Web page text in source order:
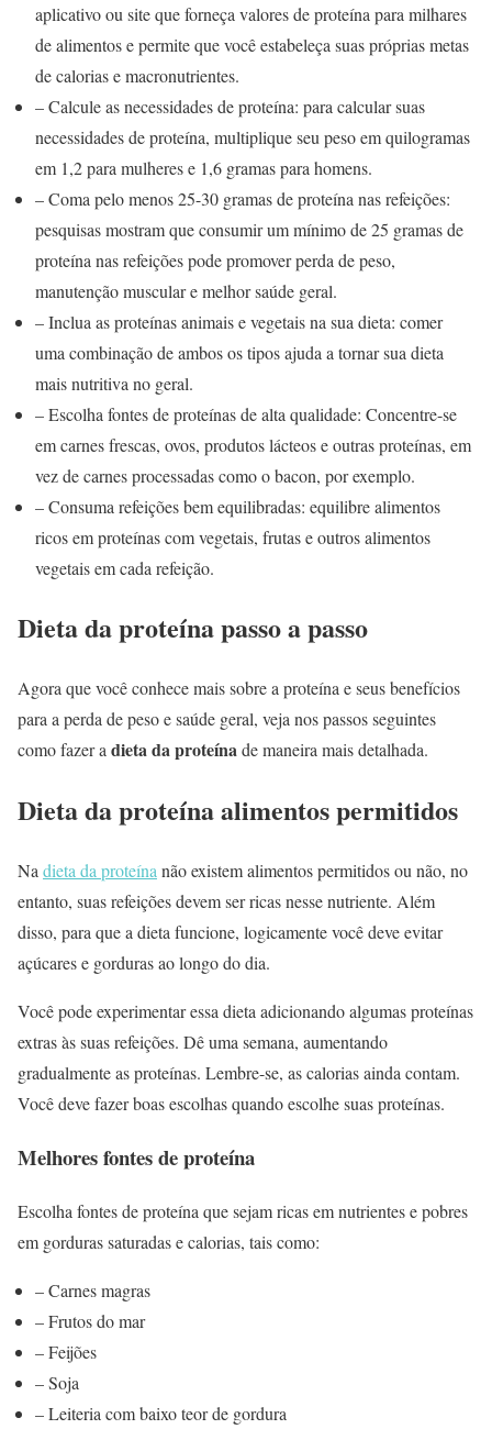
aplicativo ou site que forneça valores de proteína para milhares
de alimentos e permite que você estabeleça suas próprias metas
de calorias e macronutrientes.
– Calcule as necessidades de proteína: para calcular suas
necessidades de proteína, multiplique seu peso em quilogramas
em 1,2 para mulheres e 1,6 gramas para homens.
– Coma pelo menos 25-30 gramas de proteína nas refeições:
pesquisas mostram que consumir um mínimo de 25 gramas de
proteína nas refeições pode promover perda de peso,
manutenção muscular e melhor saúde geral.
– Inclua as proteínas animais e vegetais na sua dieta: comer
uma combinação de ambos os tipos ajuda a tornar sua dieta
mais nutritiva no geral.
– Escolha fontes de proteínas de alta qualidade: Concentre-se
em carnes frescas, ovos, produtos lácteos e outras proteínas, em
vez de carnes processadas como o bacon, por exemplo.
– Consuma refeições bem equilibradas: equilibre alimentos
ricos em proteínas com vegetais, frutas e outros alimentos
vegetais em cada refeição.
Dieta da proteína passo a passo
Agora que você conhece mais sobre a proteína e seus benefícios
para a perda de peso e saúde geral, veja nos passos seguintes
como fazer adieta da proteínade maneira mais detalhada.
Dieta da proteína alimentos permitidos
Na dieta da proteína não existem alimentos permitidos ou não, no
entanto, suas refeições devem ser ricas nesse nutriente. Além
disso, para que a dieta funcione, logicamente você deve evitar
açúcares e gorduras ao longo do dia.
Você pode experimentar essa dieta adicionando algumas proteínas
extras às suas refeições. Dê uma semana, aumentando
gradualmente as proteínas. Lembre-se, as calorias ainda contam.
Você deve fazer boas escolhas quando escolhe suas proteínas.
Melhores fontes de proteína
Escolha fontes de proteína que sejam ricas em nutrientes e pobres
em gorduras saturadas e calorias, tais como:
– Carnes magras
– Frutos do mar
– Feijões
– Soja
– Leiteria com baixo teor de gordura